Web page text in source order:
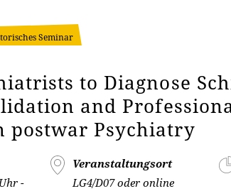
Seminar
to Diagnose
and
postwar Psychiatry
-
Veranstaltungsort
LG4/D07 oder online